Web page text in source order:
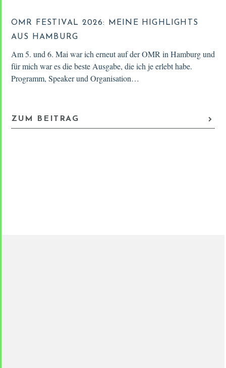
OMR FESTIVAL 2026: MEINE HIGHLIGHTS
AUS HAMBURG
Am 5. und 6. Mai war ich erneut auf der OMR in Hamburg und
für mich war es die beste Ausgabe, die ich je erlebt habe.
Programm, Speaker und Organisation…
ZUM BEITRAG